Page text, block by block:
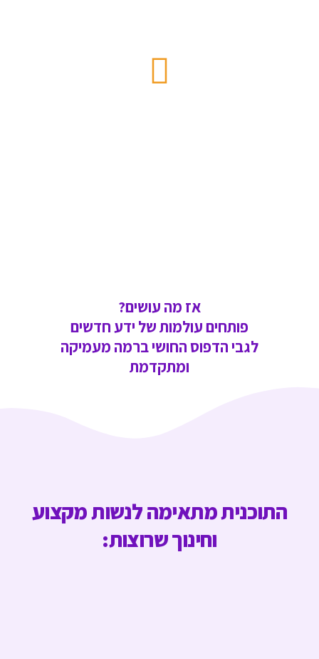
אז מה עושים?
פותחים עולמות של ידע חדשים
לגבי הדפוס החושי ברמה מעמיקה
ומתקדמת
התוכנית מתאימה לנשות מקצוע
וחינוך שרוצות: